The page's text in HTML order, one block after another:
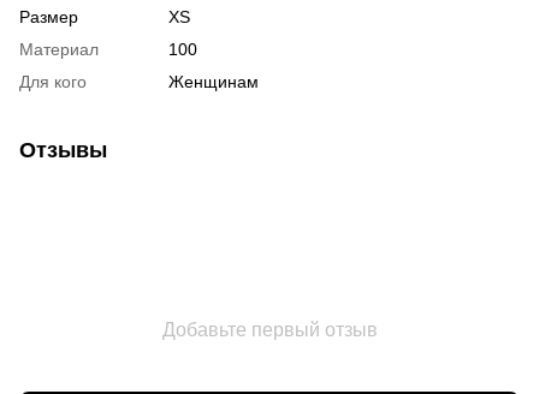
Размер
XS
Материал
100
Для кого
Женщинам
Отзывы
Добавьте первый отзыв